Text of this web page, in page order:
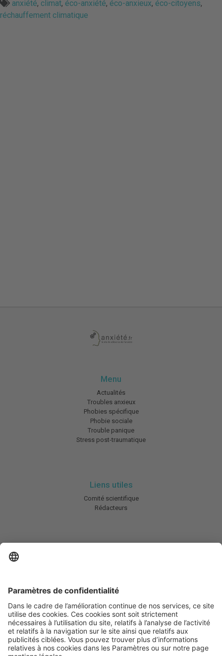
anxiété, climat, éco-anxiété, éco-anxieux, éco-citoyens,
réchauffement climatique
Menu
Actualités
Troubles anxieux
Phobies spécifique
Phobie sociale
Trouble panique
Stress post-traumatique
Liens utiles
Comité scientifique
Rédacteurs
Abonnez-vous à notre newsletter
Informez-moi